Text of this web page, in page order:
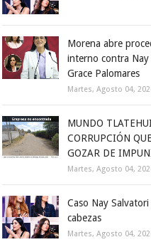
Morena abre
interno contra Nay
Grace Palomares
Martes, Agosto 04,
MUNDO
CORRUPCIÓN
GOZAR DE
Martes, Agosto 04,
Caso Nay
cabezas
Martes, Agosto 04,